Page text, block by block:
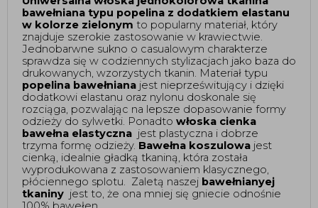
bawełniana typu popelina z dodatkiem elastanu
w kolorze zielonym to popularny materiał, który
znajduje szerokie zastosowanie w krawiectwie.
Jednobarwne sukno o casualowym charakterze
sprawdza się w codziennych stylizacjach jako baza do
popelina bawełniana jest nieprześwitujący i dzięki
dodatkowi elastanu oraz nylonu doskonale się
rozciąga, pozwalając na lepsze dopasowanie formy
odzieży do sylwetki. Ponadto włoska cienka
bawełna elastyczna jest plastyczna i dobrze
trzyma formę odzieży. Bawełna koszulowa jest
cienką, idealnie gładką tkaniną, która została
wyprodukowana z zastosowaniem klasycznego,
płóciennego splotu.  Zaletą naszej bawełnianyej
tkaniny jest to, że ona mniej się gniecie odnośnie